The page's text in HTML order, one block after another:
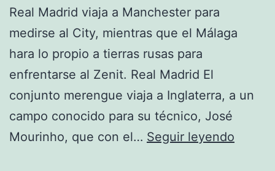
Real Madrid viaja a Manchester para
medirse al City, mientras que el Málaga
hara lo propio a tierras rusas para
enfrentarse al Zenit. Real Madrid El
conjunto merengue viaja a Inglaterra, a un
campo conocido para su técnico, José
Mourinho, que con el… Seguir leyendo